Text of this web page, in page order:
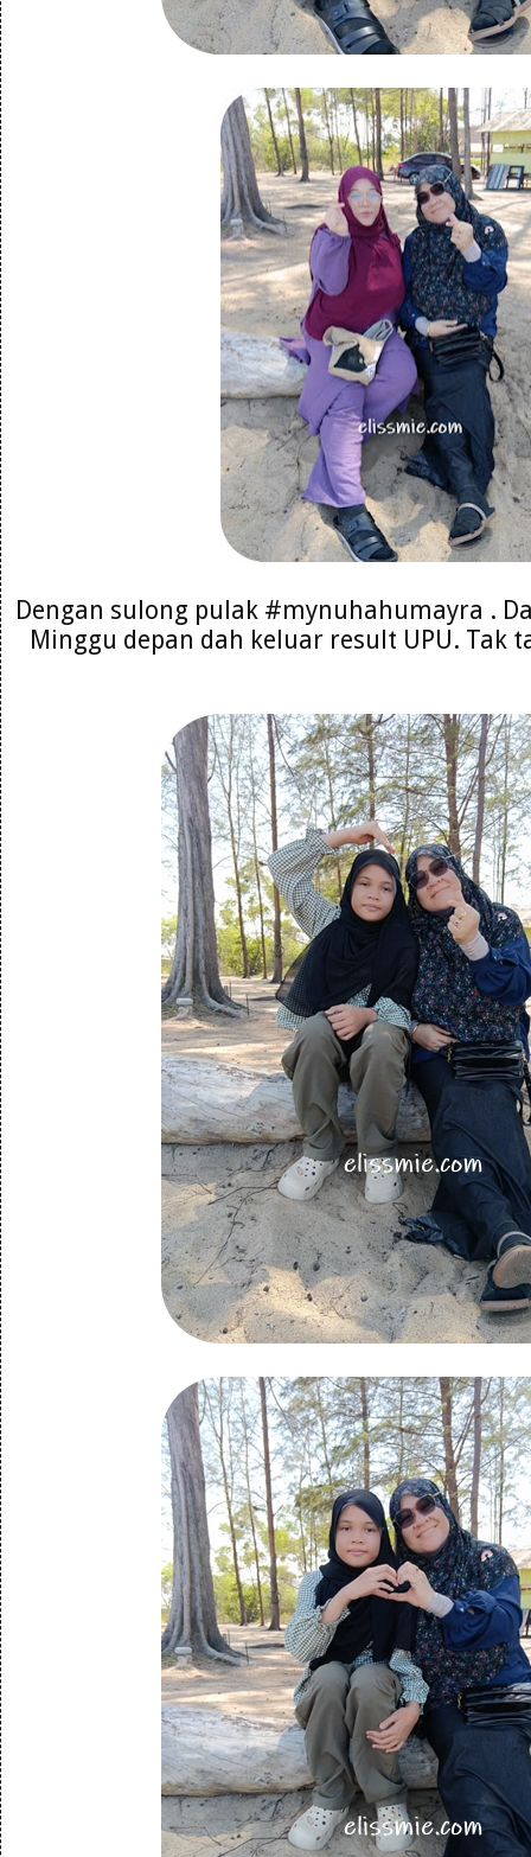
Dengan sulong pulak #mynuhahumayra .
Minggu depan dah keluar result UPU. Tak